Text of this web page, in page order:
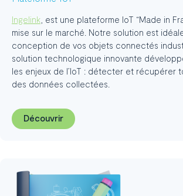
Ingelink , est une plateforme IoT “Made in
mise sur le marché. Notre solution est
conception de vos objets connectés
solution technologique innovante
les enjeux de l’IoT : détecter et récupérer
des données collectées.
Découvrir